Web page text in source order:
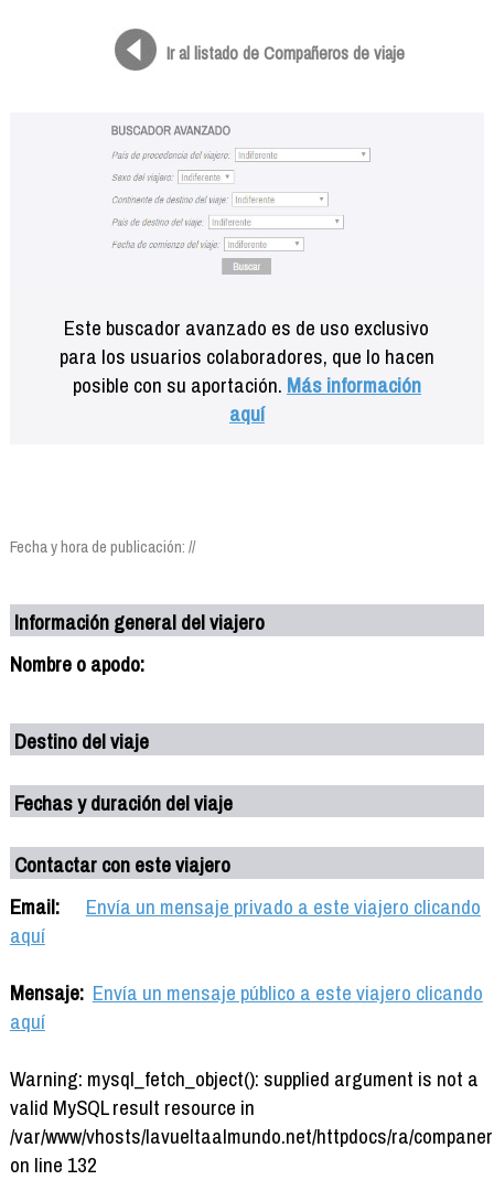
Ir al listado de Compañeros de viaje
Este buscador avanzado es de uso exclusivo
para los usuarios colaboradores, que lo hacen
posible con su aportación. Más información
aquí
Fecha y hora de publicación: //
Información general del viajero
Nombre o apodo:
Destino del viaje
Fechas y duración del viaje
Contactar con este viajero
Email:
Envía un mensaje privado a este viajero clicando
aquí
Mensaje: Envía un mensaje público a este viajero clicando
aquí
Warning: mysql_fetch_object(): supplied argument is not a
valid MySQL result resource in
/var/www/vhosts/lavueltaalmundo.net/httpdocs/ra/
on line 132